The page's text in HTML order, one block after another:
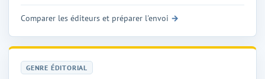
Comparer les éditeurs et préparer l'envoi
GENRE ÉDITORIAL